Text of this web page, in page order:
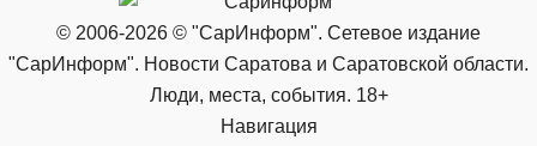
© 2006-2026 © "СарИнформ". Сетевое издание
"СарИнформ". Новости Саратова и Саратовской области.
Люди, места, события. 18+
Навигация